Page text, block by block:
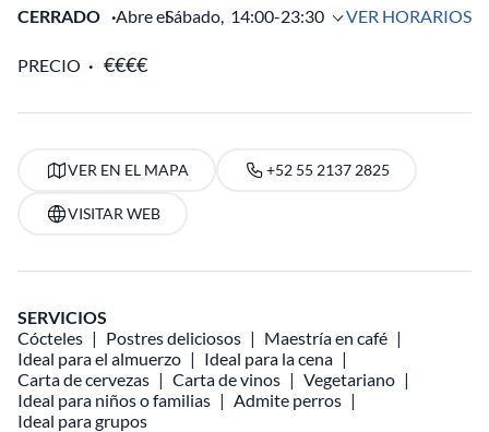
CERRADO Abre elSábado, 14:00-23:30 VER HORARIOS
PRECIO
VER EN EL MAPA +52 55 2137 2825
VISITAR WEB
SERVICIOS
Cócteles
Postres deliciosos
Maestría en café
Ideal para el almuerzo
Ideal para la cena
Carta de cervezas
Carta de vinos
Vegetariano
Ideal para niños o familias
Admite perros
Ideal para grupos